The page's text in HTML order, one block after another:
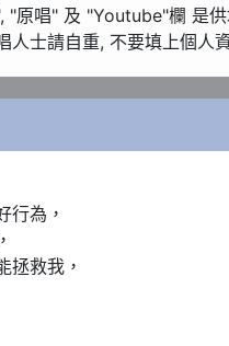
"原唱" 及 "Youtube"欄 是
人士請自重, 不要填上個人
行為，
拯救我，